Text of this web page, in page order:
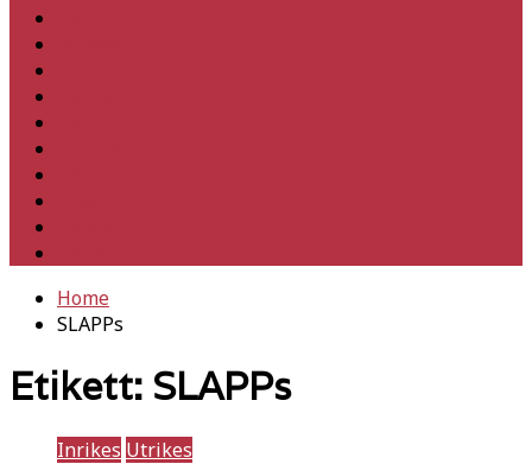
Home
SLAPPs
Etikett: SLAPPs
Inrikes Utrikes